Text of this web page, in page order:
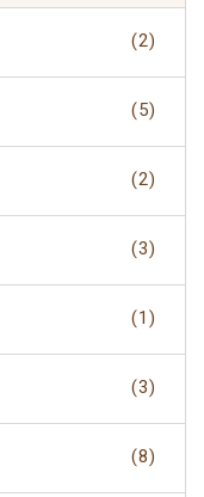
(2)
(5)
(2)
(3)
(1)
(3)
(8)